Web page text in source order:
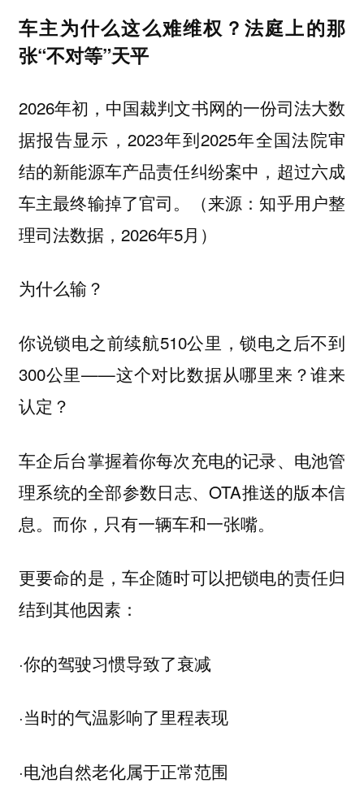
车主为什么这么难维权？法庭上的那
张“不对等”天平
2026年初，中国裁判文书网的一份司法大数
据报告显示，2023年到2025年全国法院审
结的新能源车产品责任纠纷案中，超过六成
车主最终输掉了官司。（来源：知乎用户整
理司法数据，2026年5月）
为什么输？
你说锁电之前续航510公里，锁电之后不到
300公里——这个对比数据从哪里来？谁来
认定？
车企后台掌握着你每次充电的记录、电池管
理系统的全部参数日志、OTA推送的版本信
息。而你，只有一辆车和一张嘴。
更要命的是，车企随时可以把锁电的责任归
结到其他因素：
·你的驾驶习惯导致了衰减
·当时的气温影响了里程表现
·电池自然老化属于正常范围